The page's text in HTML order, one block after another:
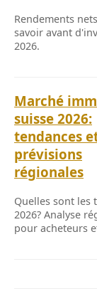
Rendements
savoir avant
2026.
Marché
suisse 2026:
tendances
prévisions
régionales
Quelles sont les
2026? Analyse
pour acheteurs